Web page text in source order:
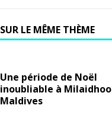
SUR LE MÊME THÈME
Une période de Noël
inoubliable à Milaidhoo
Maldives